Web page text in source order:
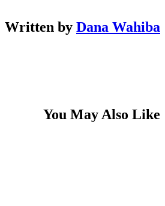
Written by Dana Wahiba
You May Also Like